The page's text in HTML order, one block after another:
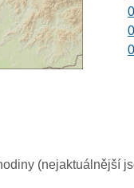
(nejaktuálnější